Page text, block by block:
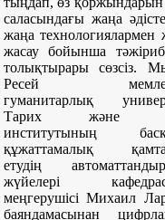
саласындағы жаңа
жаңа технологиялармен
жасау бойынша
толықтырары сөзсіз.
Ресей
гуманитарлық
Тарих және
институтының
құжаттамалық
етудің
жүйелері
меңгерушісі Михаил
баяндамасынан